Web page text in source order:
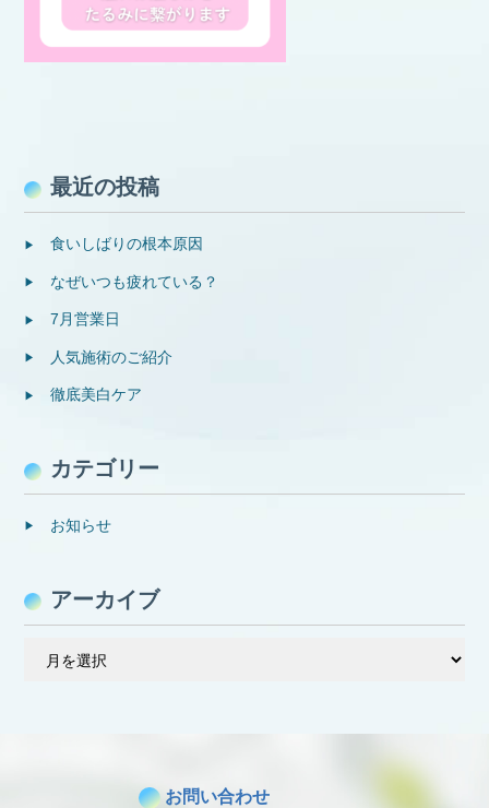
最近の投稿
食いしばりの根本原因
なぜいつも疲れている？
7月営業日
人気施術のご紹介
徹底美白ケア
カテゴリー
お知らせ
アーカイブ
お問い合わせ